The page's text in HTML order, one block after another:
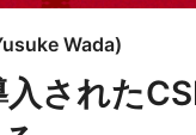
Wada)
された